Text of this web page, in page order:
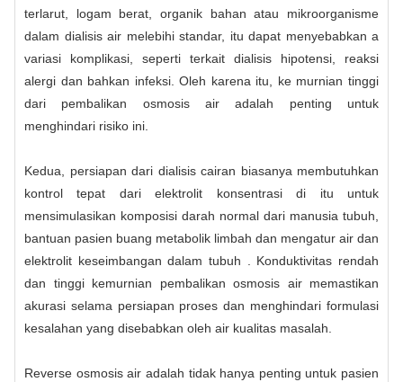
terlarut, logam berat, organik bahan atau mikroorganisme
dalam dialisis air melebihi standar, itu dapat menyebabkan a
variasi komplikasi, seperti terkait dialisis hipotensi, reaksi
alergi dan bahkan infeksi. Oleh karena itu, ke murnian tinggi
dari pembalikan osmosis air adalah penting untuk
menghindari risiko ini.
Kedua, persiapan dari dialisis cairan biasanya membutuhkan
kontrol tepat dari elektrolit konsentrasi di itu untuk
mensimulasikan komposisi darah normal dari manusia tubuh,
bantuan pasien buang metabolik limbah dan mengatur air dan
elektrolit keseimbangan dalam tubuh . Konduktivitas rendah
dan tinggi kemurnian pembalikan osmosis air memastikan
akurasi selama persiapan proses dan menghindari formulasi
kesalahan yang disebabkan oleh air kualitas masalah.
Reverse osmosis air adalah tidak hanya penting untuk pasien